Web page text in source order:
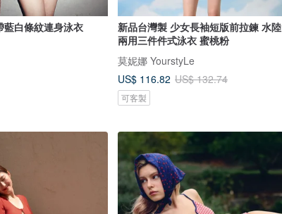
藍白條紋連身泳衣
新品台灣製 少女長袖短版前拉鍊 水陸
兩用三件件式泳衣 蜜桃粉
莫妮娜 YourstyLe
US$ 116.82 US$ 132.74
可客製